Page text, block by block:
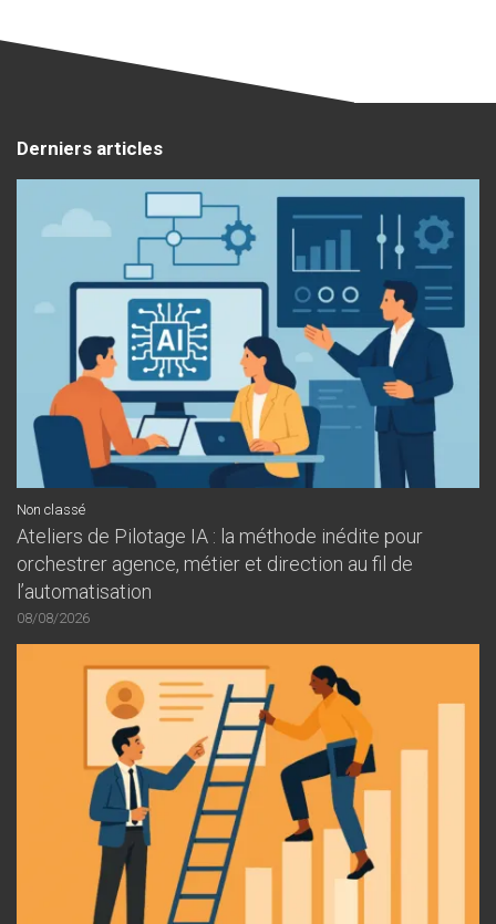
Derniers articles
Non classé
Ateliers de Pilotage IA : la méthode inédite pour
orchestrer agence, métier et direction au fil de
l’automatisation
08/08/2026